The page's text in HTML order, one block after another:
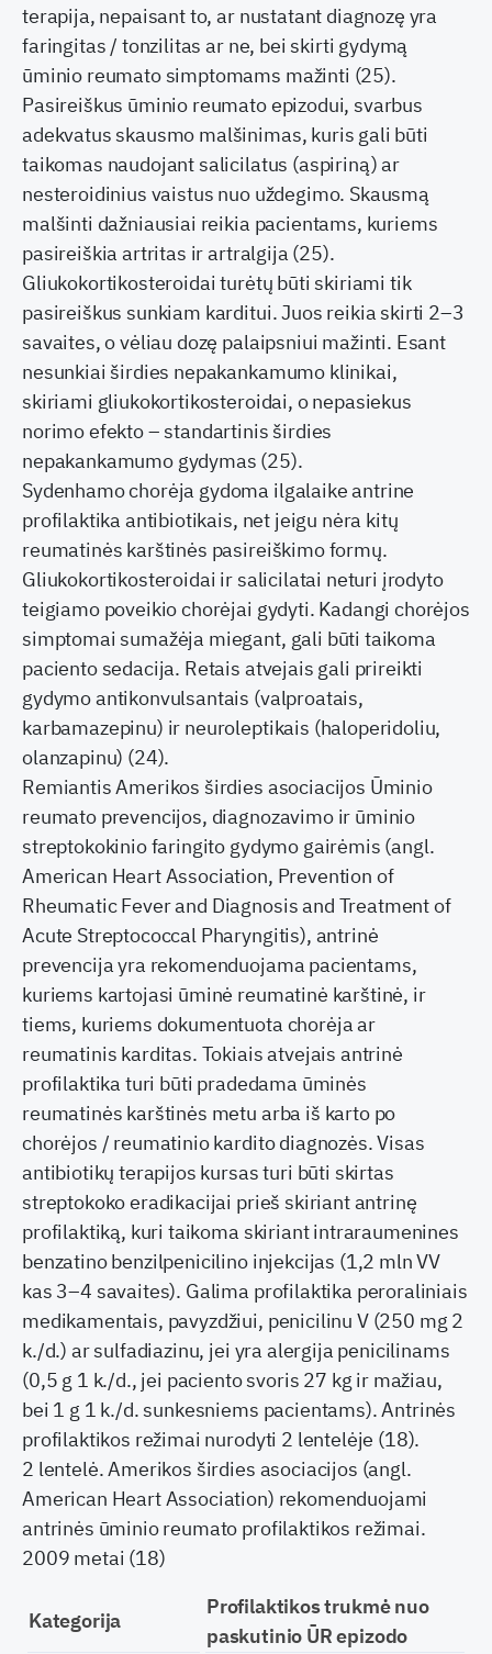
terapija, nepaisant to, ar nustatant diagnozę yra
faringitas / tonzilitas ar ne, bei skirti gydymą
ūminio reumato simptomams mažinti (25).
Pasireiškus ūminio reumato epizodui, svarbus
adekvatus skausmo malšinimas, kuris gali būti
taikomas naudojant salicilatus (aspiriną) ar
nesteroidinius vaistus nuo uždegimo. Skausmą
malšinti dažniausiai reikia pacientams, kuriems
pasireiškia artritas ir artralgija (25).
Gliukokortikosteroidai turėtų būti skiriami tik
pasireiškus sunkiam karditui. Juos reikia skirti 2–3
savaites, o vėliau dozę palaipsniui mažinti. Esant
nesunkiai širdies nepakankamumo klinikai,
skiriami gliukokortikosteroidai, o nepasiekus
norimo efekto – standartinis širdies
nepakankamumo gydymas (25).
Sydenhamo chorėja gydoma ilgalaike antrine
profilaktika antibiotikais, net jeigu nėra kitų
reumatinės karštinės pasireiškimo formų.
Gliukokortikosteroidai ir salicilatai neturi įrodyto
teigiamo poveikio chorėjai gydyti. Kadangi chorėjos
simptomai sumažėja miegant, gali būti taikoma
paciento sedacija. Retais atvejais gali prireikti
gydymo antikonvulsantais (valproatais,
karbamazepinu) ir neuroleptikais (haloperidoliu,
olanzapinu) (24).
Remiantis Amerikos širdies asociacijos Ūminio
reumato prevencijos, diagnozavimo ir ūminio
streptokokinio faringito gydymo gairėmis (angl.
American Heart Association, Prevention of
Rheumatic Fever and Diagnosis and Treatment of
Acute Streptococcal Pharyngitis), antrinė
prevencija yra rekomenduojama pacientams,
kuriems kartojasi ūminė reumatinė karštinė, ir
tiems, kuriems dokumentuota chorėja ar
reumatinis karditas. Tokiais atvejais antrinė
profilaktika turi būti pradedama ūminės
reumatinės karštinės metu arba iš karto po
chorėjos / reumatinio kardito diagnozės. Visas
antibiotikų terapijos kursas turi būti skirtas
streptokoko eradikacijai prieš skiriant antrinę
profilaktiką, kuri taikoma skiriant intraraumenines
benzatino benzilpenicilino injekcijas (1,2 mln VV
kas 3–4 savaites). Galima profilaktika peroraliniais
medikamentais, pavyzdžiui, penicilinu V (250 mg 2
k./d.) ar sulfadiazinu, jei yra alergija penicilinams
(0,5 g 1 k./d., jei paciento svoris 27 kg ir mažiau,
bei 1 g 1 k./d. sunkesniems pacientams). Antrinės
profilaktikos režimai nurodyti 2 lentelėje (18).
2 lentelė. Amerikos širdies asociacijos (angl.
American Heart Association) rekomenduojami
antrinės ūminio reumato profilaktikos režimai.
2009 metai (18)
Kategorija
Profilaktikos trukmė nuo
paskutinio ŪR epizodo